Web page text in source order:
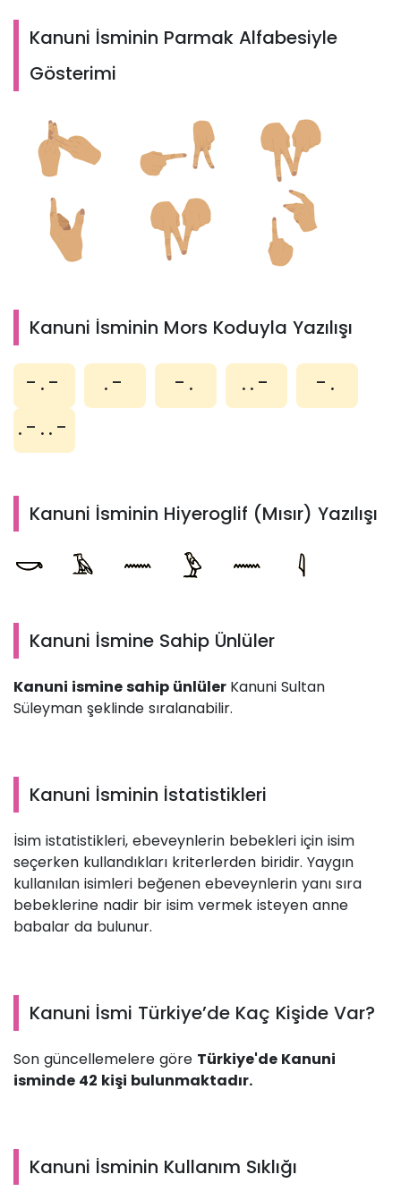
Kanuni İsminin Parmak Alfabesiyle
Gösterimi
Kanuni İsminin Mors Koduyla Yazılışı
-.- .- -. ..-
-.
.-..-
Kanuni İsminin Hiyeroglif (Mısır) Yazılışı
Kanuni İsmine Sahip Ünlüler
Kanuni ismine sahip ünlüler Kanuni Sultan
Süleyman şeklinde sıralanabilir.
Kanuni İsminin İstatistikleri
İsim istatistikleri, ebeveynlerin bebekleri için isim
seçerken kullandıkları kriterlerden biridir. Yaygın
kullanılan isimleri beğenen ebeveynlerin yanı sıra
bebeklerine nadir bir isim vermek isteyen anne
babalar da bulunur.
Kanuni İsmi Türkiye’de Kaç Kişide Var?
Son güncellemelere göre Türkiye'de Kanuni
isminde 42 kişi bulunmaktadır.
Kanuni İsminin Kullanım Sıklığı